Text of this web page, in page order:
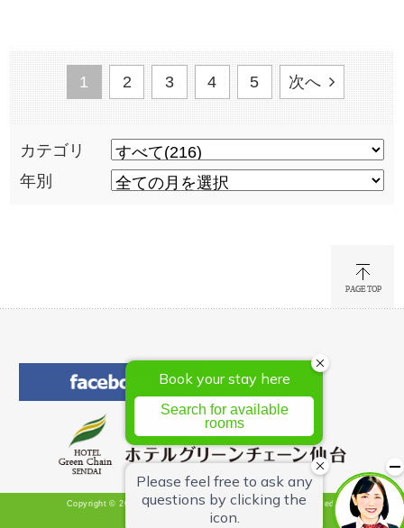
1 2 3 4 5 次へ
カテゴリ
年別
Copyright © 2026 Hotel Green Chain Sendai All Rights Reserved.